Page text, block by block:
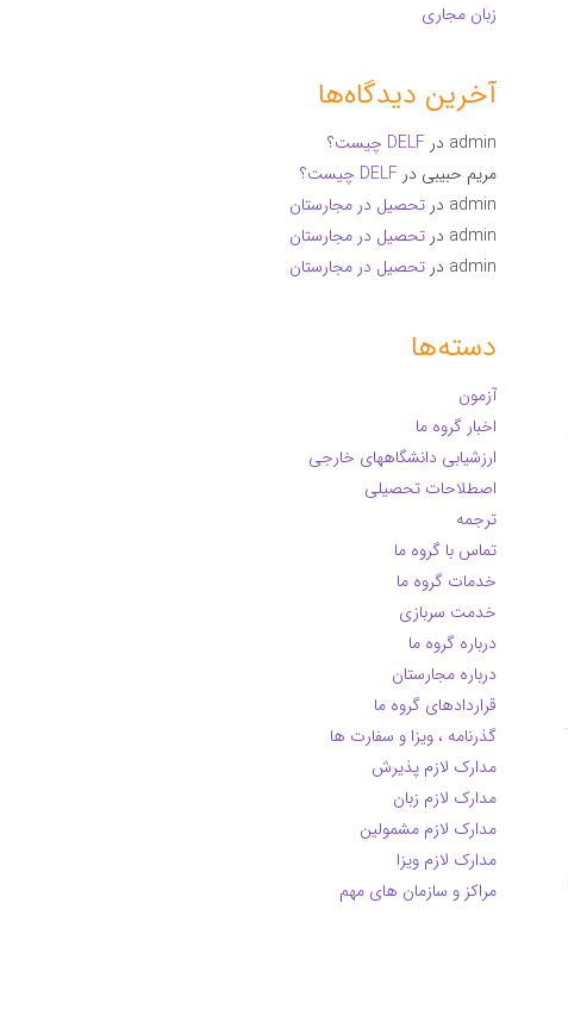
زبان مجاری
آخرین دیدگاه‌ها
admin در DELF چیست؟
مریم حبیبی در DELF چیست؟
admin در تحصیل در مجارستان
admin در تحصیل در مجارستان
admin در تحصیل در مجارستان
دسته‌ها
آزمون
اخبار گروه ما
ارزشیابی دانشگاههای خارجی
اصطلاحات تحصیلی
ترجمه
تماس با گروه ما
خدمات گروه ما
خدمت سربازی
درباره گروه ما
درباره مجارستان
قراردادهای گروه ما
گذرنامه ، ویزا و سفارت ها
مدارک لازم پذیرش
مدارک لازم زبان
مدارک لازم مشمولین
مدارک لازم ویزا
مراکز و سازمان های مهم